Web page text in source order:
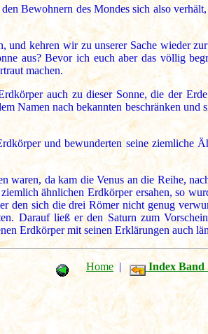
Bewohnern des Mondes sich also
und kehren wir zu unserer Sache wieder
aus? Bevor ich euch aber das völlig
machen.
auch zu dieser Sonne, die der
Namen nach bekannten beschränken
und bewunderten seine ziemliche
waren, da kam die Venus an die Reihe,
ähnlichen Erdkörper ersahen, so
den sich die drei Römer nicht genug
Darauf ließ er den Saturn zum
Erdkörper mit seinen Erklärungen auch
Home| Index Band